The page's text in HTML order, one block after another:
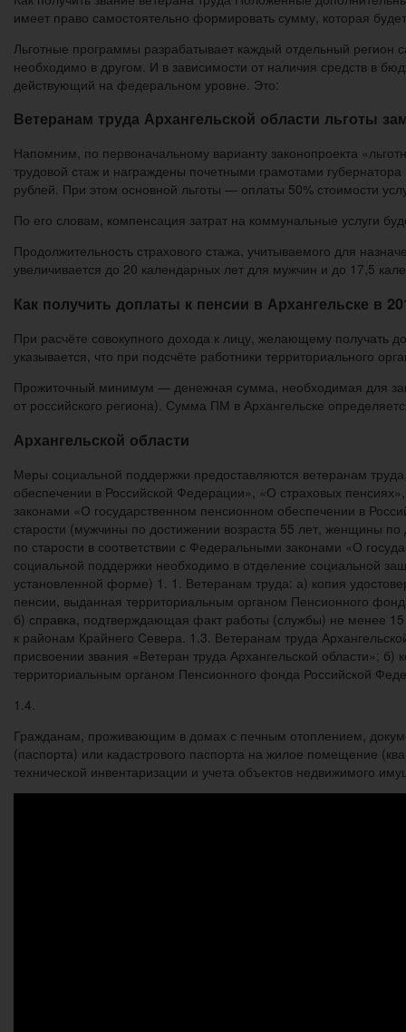
имеет право самостоятельно формировать сумму, которая
Льготные программы разрабатывает каждый отдельный регион
необходимо в другом. И в зависимости от наличия средств в
действующий на федеральном уровне. Это:
Ветеранам труда Архангельской области льготы
Напомним, по первоначальному варианту законопроекта
трудовой стаж и награждены почетными грамотами
рублей. При этом основной льготы — оплаты 50% стоимости
По его словам, компенсация затрат на коммунальные услуги
Продолжительность страхового стажа, учитываемого для
увеличивается до 20 календарных лет для мужчин и до 17,5
Как получить доплаты к пенсии в Архангельске в
При расчёте совокупного дохода к лицу, желающему
указывается, что при подсчёте работники территориального
Прожиточный минимум — денежная сумма, необходимая для
от российского региона). Сумма ПМ в Архангельске
Архангельской области
Меры социальной поддержки предоставляются ветеранам
обеспечении в Российской Федерации», «О страховых
законами «О государственном пенсионном обеспечении в
старости (мужчины по достижении возраста 55 лет, женщины
по старости в соответствии с Федеральными законами «О
социальной поддержки необходимо в отделение социальной
установленной форме) 1. 1. Ветеранам труда: а) копия
пенсии, выданная территориальным органом Пенсионного
б) справка, подтверждающая факт работы (службы) не менее
к районам Крайнего Севера. 1.3. Ветеранам труда
присвоении звания «Ветеран труда Архангельской области»;
территориальным органом Пенсионного фонда Российской
1.4.
Гражданам, проживающим в домах с печным отоплением,
(паспорта) или кадастрового паспорта на жилое помещение
технической инвентаризации и учета объектов недвижимого